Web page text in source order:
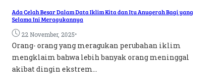
Ada Celah Besar Dalam Data Iklim Kita dan Itu Anugerah Bagi yang
Selama Ini Meragukannya
22 November, 2025•
Orang- orang yang meragukan perubahan iklim
mengklaim bahwa lebih banyak orang meninggal
akibat dingin ekstrem...